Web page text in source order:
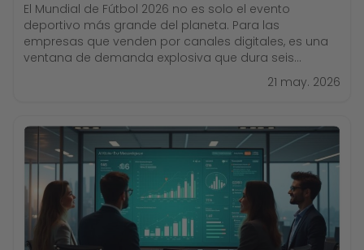
El Mundial de Fútbol 2026 no es solo el evento
deportivo más grande del planeta. Para las
empresas que venden por canales digitales, es una
ventana de demanda explosiva que dura seis
semanas y genera picos de tráfico cada vez que
suena el silbato. La pregunta no es si tus clientes van
21 may. 2026